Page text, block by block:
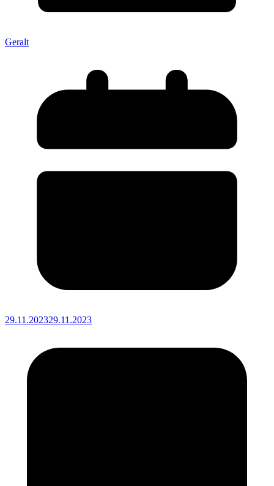
Geralt
29.11.202329.11.2023